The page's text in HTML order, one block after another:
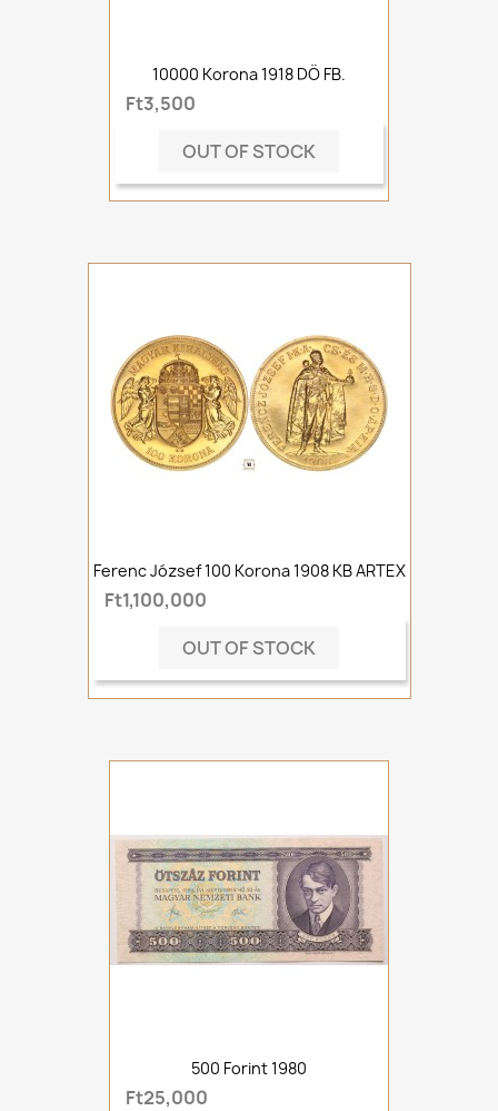
10000 Korona 1918 DÖ FB.
Ft3,500
OUT OF STOCK
Ferenc József 100 Korona 1908 KB ARTEX
Ft1,100,000
OUT OF STOCK
500 Forint 1980
Ft25,000